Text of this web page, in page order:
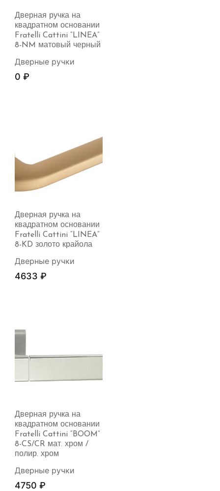
Дверная ручка на
квадратном основании
Fratelli Cattini “LINEA”
8-NM матовый черный
Дверные ручки
0 ₽
Дверная ручка на
квадратном основании
Fratelli Cattini “LINEA”
8-KD золото крайола
Дверные ручки
4633 ₽
Дверная ручка на
квадратном основании
Fratelli Cattini “BOOM”
8-CS/CR мат. хром /
полир. хром
Дверные ручки
4750 ₽